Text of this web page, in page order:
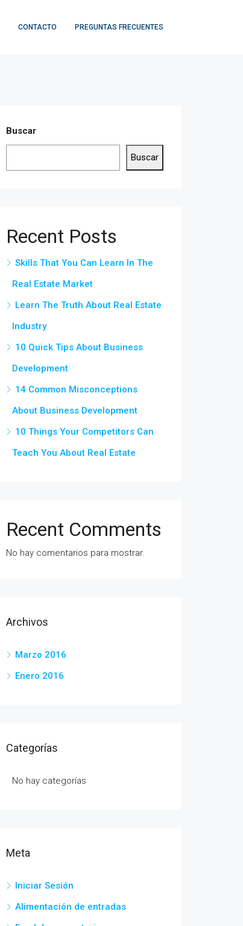
CONTACTO PREGUNTAS FRECUENTES
Buscar
Buscar
Recent Posts
Skills That You Can Learn In The
Real Estate Market
Learn The Truth About Real Estate
Industry
10 Quick Tips About Business
Development
14 Common Misconceptions
About Business Development
10 Things Your Competitors Can
Teach You About Real Estate
Recent Comments
No hay comentarios para mostrar.
Archivos
Marzo 2016
Enero 2016
Categorías
No hay categorías
Meta
Iniciar Sesión
Alimentación de entradas